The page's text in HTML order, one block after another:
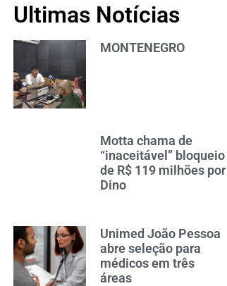
Ultimas Notícias
MONTENEGRO
Motta chama de
“inaceitável” bloqueio
de R$ 119 milhões por
Dino
Unimed João Pessoa
abre seleção para
médicos em três
áreas